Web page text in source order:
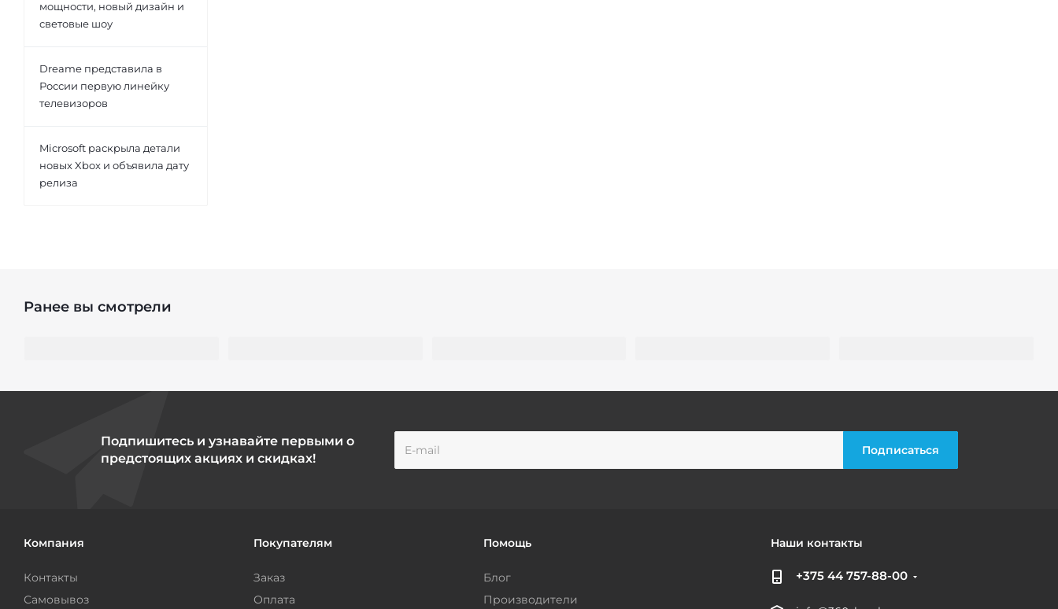
мощности, новый дизайн и
световые шоу
Dreame представила в
России первую линейку
телевизоров
Microsoft раскрыла детали
новых Xbox и объявила дату
релиза
Ранее вы смотрели
Подпишитесь и узнавайте первыми о
предстоящих акциях и скидках!
Компания
Контакты
Самовывоз
Покупателям
Заказ
Оплата
Помощь
Блог
Производители
Наши контакты
+375 44 757-88-00